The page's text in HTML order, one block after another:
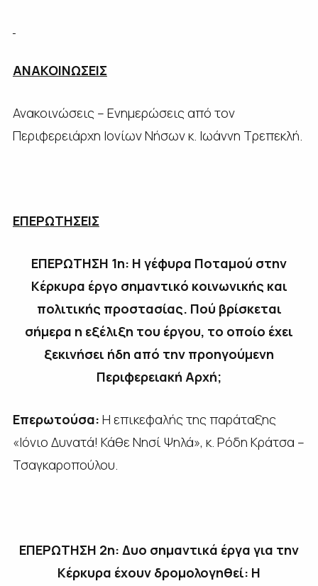
ΑΝΑΚΟΙΝΩΣΕΙΣ
Ανακοινώσεις – Ενημερώσεις από τον
Περιφερειάρχη Ιονίων Νήσων κ. Ιωάννη Τρεπεκλή.
ΕΠΕΡΩΤΗΣΕΙΣ
ΕΠΕΡΩΤΗΣΗ 1η: Η γέφυρα Ποταμού στην
Κέρκυρα έργο σημαντικό κοινωνικής και
πολιτικής προστασίας. Πού βρίσκεται
σήμερα η εξέλιξη του έργου, το οποίο έχει
ξεκινήσει ήδη από την προηγούμενη
Περιφερειακή Αρχή;
Επερωτούσα: Η επικεφαλής της παράταξης
«Ιόνιο Δυνατά! Κάθε Νησί Ψηλά», κ. Ρόδη Κράτσα –
Τσαγκαροπούλου.
ΕΠΕΡΩΤΗΣΗ 2η: Δυο σημαντικά έργα για την
Κέρκυρα έχουν δρομολογηθεί: Η